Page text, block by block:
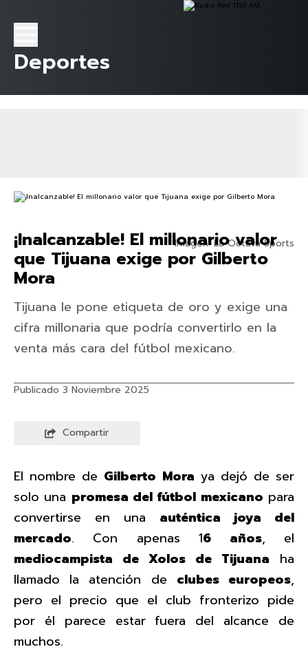
Deportes
Imagen: La Octava Sports
¡Inalcanzable! El millonario valor
que Tijuana exige por Gilberto
Mora
Tijuana le pone etiqueta de oro y exige una
cifra millonaria que podría convertirlo en la
venta más cara del fútbol mexicano.
Publicado 3 Noviembre 2025
Compartir
El nombre de Gilberto Mora ya dejó de ser
solo una promesa del fútbol mexicano para
convertirse en una auténtica joya del
mercado. Con apenas 16 años, el
mediocampista de Xolos de Tijuana ha
llamado la atención de clubes europeos,
pero el precio que el club fronterizo pide
por él parece estar fuera del alcance de
muchos.